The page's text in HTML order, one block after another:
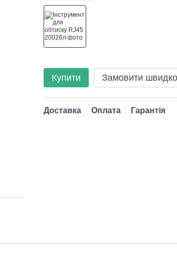
Купити Замовити швидко
Доставка Оплата Гарантія